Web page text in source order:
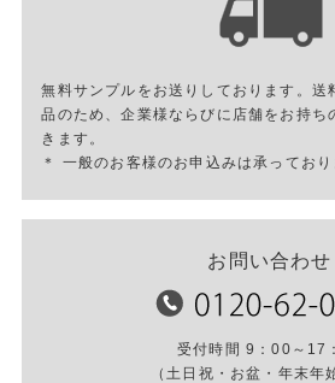
無料サンプルをお送りしております。送
品のため、企業様ならびに店舗をお持ち
きます。
＊ 一般のお客様のお申込みは承っており
お問い合わせ
受付時間 9：00～17
（土日祝・お盆・年末年